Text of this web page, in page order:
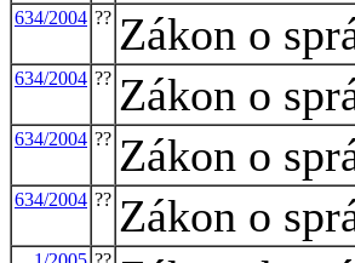
634/2004 ?? Zákon o
634/2004 ?? Zákon o
634/2004 ?? Zákon o
634/2004 ?? Zákon o